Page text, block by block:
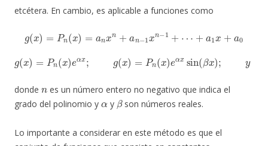
etcétera. En cambio, es aplicable a funciones como
g =Pn (x n a n−1 + 1
g(x) n(x)eαx;g( n(x)e sin(βx);y g(x)=Pn( x
cos )
donde
es un número entero no negativo que indica el
grado del polinomio y
α
y
β
son números reales.
Lo importante a considerar en este método es que el